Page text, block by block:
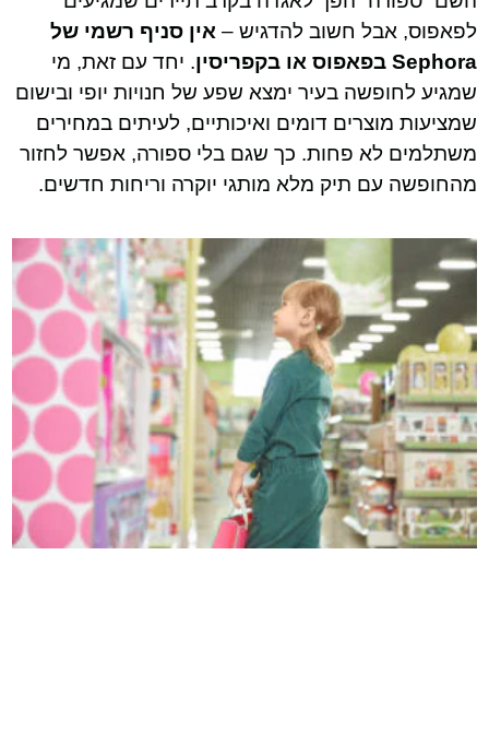
לפאפוס, אבל חשוב להדגיש – אין סניף רשמי של
Sephora בפאפוס או בקפריסין
. יחד עם זאת, מי
שמגיע לחופשה בעיר ימצא שפע של חנויות יופי ובישום
שמציעות מוצרים דומים ואיכותיים, לעיתים במחירים
משתלמים לא פחות. כך שגם בלי ספורה, אפשר לחזור
מהחופשה עם תיק מלא מותגי יוקרה וריחות חדשים.